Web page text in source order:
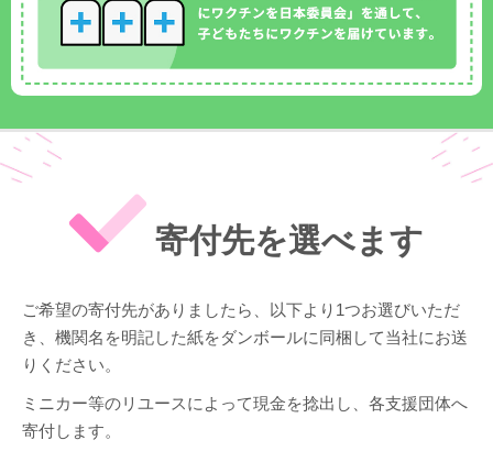
寄付先を選べます
ご希望の寄付先がありましたら、以下より1つお選びいただ
き、機関名を明記した紙をダンボールに同梱して当社にお送
りください。
ミニカー等のリユースによって現金を捻出し、各支援団体へ
寄付します。